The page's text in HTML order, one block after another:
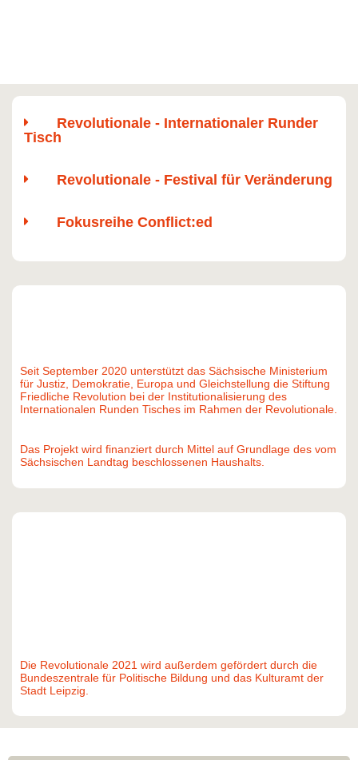
Revolutionale - Internationaler Runder
Tisch
Revolutionale - Festival für Veränderung
Fokusreihe Conflict:ed
Seit September 2020 unterstützt das Sächsische Ministerium
für Justiz, Demokratie, Europa und Gleichstellung die Stiftung
Friedliche Revolution bei der Institutionalisierung des
Internationalen Runden Tisches im Rahmen der Revolutionale.
Das Projekt wird finanziert durch Mittel auf Grundlage des vom
Sächsischen Landtag beschlossenen Haushalts.
Die Revolutionale 2021 wird außerdem gefördert durch die
Bundeszentrale für Politische Bildung und das Kulturamt der
Stadt Leipzig.